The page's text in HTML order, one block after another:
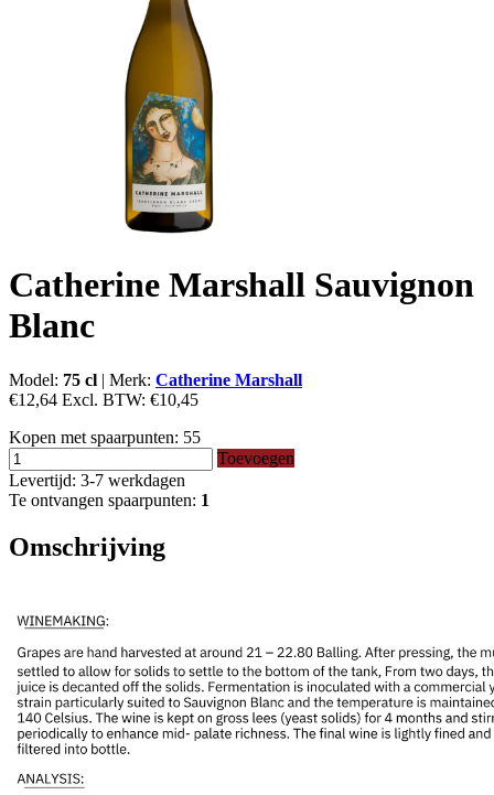
Catherine Marshall Sauvignon
Blanc
Model: 75 cl | Merk: Catherine Marshall
€12,64 Excl. BTW: €10,45
Kopen met spaarpunten: 55
Toevoegen
Levertijd: 3-7 werkdagen
Te ontvangen spaarpunten: 1
Omschrijving